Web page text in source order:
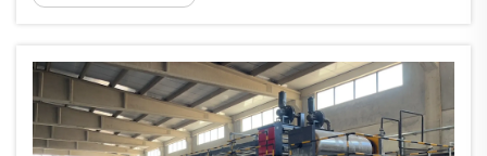
formavimą, drėgnosios dalies apdorojimą ir
medžiagų būtų gaminamas str...